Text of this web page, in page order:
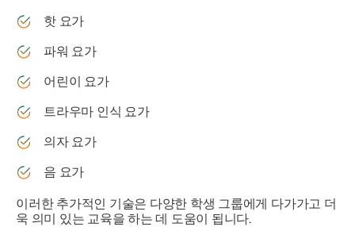
핫 요가
파워 요가
어린이 요가
트라우마 인식 요가
의자 요가
음 요가
이러한 추가적인 기술은 다양한 학생 그룹에게 다가가고 더
욱 의미 있는 교육을 하는 데 도움이 됩니다.